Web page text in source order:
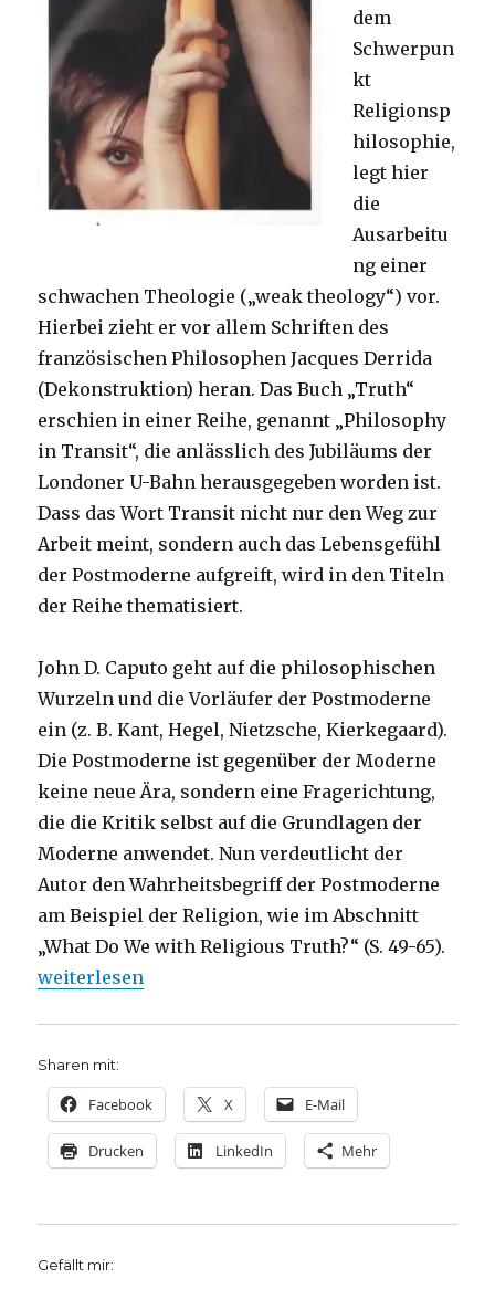
dem
Schwerpun
kt
Religionsp
hilosophie,
legt hier
die
Ausarbeitu
ng einer
schwachen Theologie („weak theology“) vor.
Hierbei zieht er vor allem Schriften des
französischen Philosophen Jacques Derrida
(Dekonstruktion) heran. Das Buch „Truth“
erschien in einer Reihe, genannt „Philosophy
in Transit“, die anlässlich des Jubiläums der
Londoner U-Bahn herausgegeben worden ist.
Dass das Wort Transit nicht nur den Weg zur
Arbeit meint, sondern auch das Lebensgefühl
der Postmoderne aufgreift, wird in den Titeln
der Reihe thematisiert.
John D. Caputo geht auf die philosophischen
Wurzeln und die Vorläufer der Postmoderne
ein (z. B. Kant, Hegel, Nietzsche, Kierkegaard).
Die Postmoderne ist gegenüber der Moderne
keine neue Ära, sondern eine Fragerichtung,
die die Kritik selbst auf die Grundlagen der
Moderne anwendet. Nun verdeutlicht der
Autor den Wahrheitsbegriff der Postmoderne
am Beispiel der Religion, wie im Abschnitt
„What Do We with Religious Truth?“ (S. 49-65).
„„Postmoderner Glaube“, Kurzer Bericht und
weiterlesen
Sharen mit:
Facebook X E-Mail
Drucken LinkedIn Mehr
Gefällt mir: